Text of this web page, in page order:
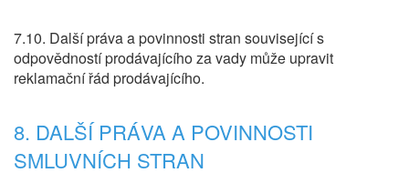
7.10. Další práva a povinnosti stran související s
odpovědností prodávajícího za vady může upravit
reklamační řád prodávajícího.
8. DALŠÍ PRÁVA A POVINNOSTI
SMLUVNÍCH STRAN